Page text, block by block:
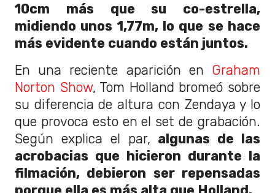
10cm más que su co-estrella,
midiendo unos 1,77m, lo que se hace
más evidente cuando están juntos.
En una reciente aparición en Graham
Norton Show, Tom Holland bromeó sobre
su diferencia de altura con Zendaya y lo
que provoca esto en el set de grabación.
Según explica el par, algunas de las
acrobacias que hicieron durante la
filmación, debieron ser repensadas